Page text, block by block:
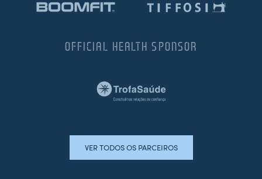
OFFICIAL HEALTH SPONSOR
VER TODOS OS PARCEIROS